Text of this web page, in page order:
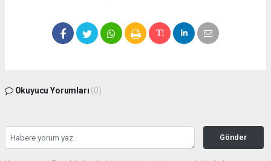
Okuyucu Yorumları (0)
Gönder